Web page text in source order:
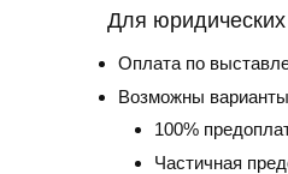
Для
Оплата по
Возможны
100%
Частичная